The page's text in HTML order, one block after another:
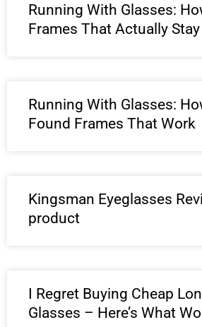
Running With Glasses:
Frames That Actually
Running With Glasses:
Found Frames That Work
Kingsman Eyeglasses
product
I Regret Buying Cheap
Glasses – Here’s What